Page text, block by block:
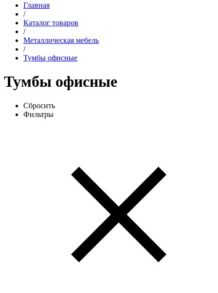
Главная
/
Каталог товаров
/
Металлическая мебель
/
Тумбы офисные
Тумбы офисные
Сбросить
Фильтры